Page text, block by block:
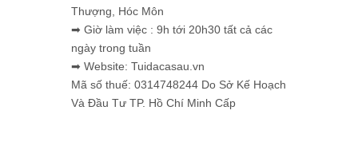
Thượng, Hóc Môn
➡ Giờ làm việc : 9h tới 20h30 tất cả các
ngày trong tuần
➡ Website: Tuidacasau.vn
Mã số thuế: 0314748244 Do Sở Kế Hoạch
Và Đầu Tư TP. Hồ Chí Minh Cấp